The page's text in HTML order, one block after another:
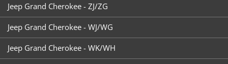
Jeep Grand Cherokee - ZJ/ZG
Jeep Grand Cherokee - WJ/WG
Jeep Grand Cherokee - WK/WH